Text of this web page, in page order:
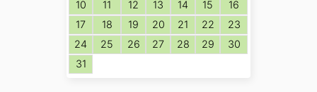
10 11 12 13 14 15
16
17
18 19 20 21 22
23
24
25 26 27 28 29
30
31